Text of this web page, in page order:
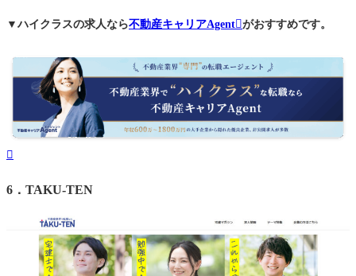
▼ハイクラスの求人なら不動産キャリアAgent がおすすめです。
6． TAKU-TEN